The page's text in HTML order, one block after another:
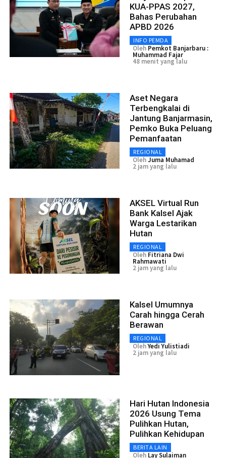
KUA-PPAS 2027,
Bahas Perubahan
APBD 2026
INFO PEMDA
Oleh Pemkot Banjarbaru :
Muhammad Fajar
48 menit yang lalu
Aset Negara
Terbengkalai di
Jantung Banjarmasin,
Pemko Buka Peluang
Pemanfaatan
REGIONAL
OlehJuma Muhamad
2 jam yang lalu
AKSEL Virtual Run
Bank Kalsel Ajak
Warga Lestarikan
Hutan
REGIONAL
Oleh Fitriana Dwi
Rahmawati
2 jam yang lalu
Kalsel Umumnya
Carah hingga Cerah
Berawan
REGIONAL
OlehYedi Yulistiadi
2 jam yang lalu
Hari Hutan Indonesia
2026 Usung Tema
Pulihkan Hutan,
Pulihkan Kehidupan
BERITA LAIN
Oleh Lay Sulaiman